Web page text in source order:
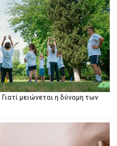
μειώνεται η δύναμη των